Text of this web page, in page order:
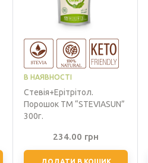
В НАЯВНОСТІ
Стевія+Ерітрітол.
Порошок ТМ “STEVIASUN”
300г.
234.00 грн